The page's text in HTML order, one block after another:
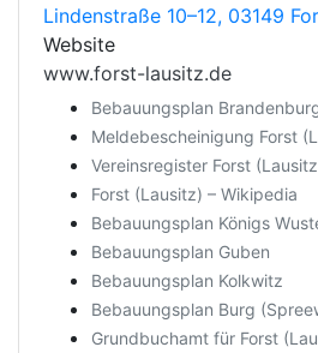
Lindenstraße 10–12, 03149
Website
www.forst-lausitz.de
Bebauungsplan
Meldebescheinigung Forst
Vereinsregister Forst
Forst (Lausitz) – Wikipedia
Bebauungsplan Königs
Bebauungsplan Guben
Bebauungsplan Kolkwitz
Bebauungsplan Burg
Grundbuchamt für Forst